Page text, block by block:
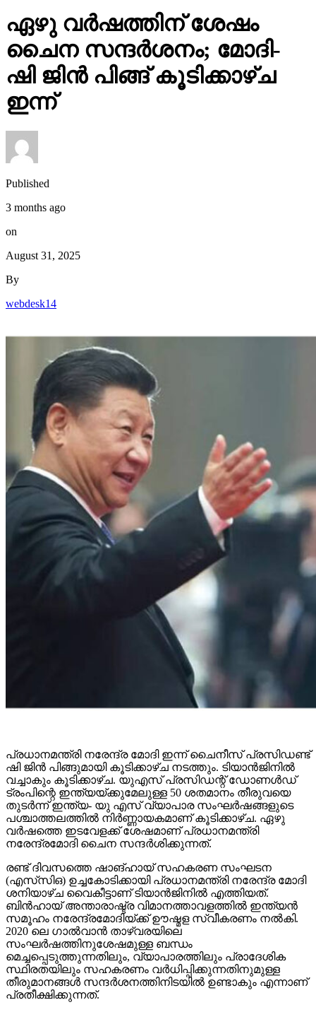
ഷി ജിൻ പിങ്ങ് കൂടിക്കാഴ്ച
ഇന്ന്
Published
3 months ago
on
August 31, 2025
By
webdesk14
പ്രധാനമന്ത്രി നരേന്ദ്ര മോദി ഇന്ന് ചൈനീസ് പ്രസിഡണ്ട്
തുടർന്ന് ഇന്ത്യ- യു എസ് വ്യാപാര സംഘർഷങ്ങളുടെ
പശ്ചാത്തലത്തിൽ നിർണ്ണായകമാണ് കൂടിക്കാഴ്ച. ഏഴു
വർഷത്തെ ഇടവേളക്ക് ശേഷമാണ് പ്രധാനമന്ത്രി
നരേന്ദ്രമോദി ചൈന സന്ദർശിക്കുന്നത്.
രണ്ട് ദിവസത്തെ ഷാങ്ഹായ് സഹകരണ സംഘടന
(എസ്‌സി‌ഒ) ഉച്ചകോടിക്കായി പ്രധാനമന്ത്രി നരേന്ദ്ര മോദി
ശനിയാഴ്ച വൈകീട്ടാണ് ടിയാൻജിനിൽ എത്തിയത്.
സമൂഹം നരേന്ദ്രമോദിയ്ക്ക് ഊഷ്മള സ്വീകരണം നൽകി.
2020 ലെ ഗാൽവാൻ താഴ്‌വരയിലെ
സംഘർഷത്തിനുശേഷമുള്ള ബന്ധം
മെച്ചപ്പെടുത്തുന്നതിലും, വ്യാപാരത്തിലും പ്രാദേശിക
സ്ഥിരതയിലും സഹകരണം വർധിപ്പിക്കുന്നതിനുമുള്ള
തീരുമാനങ്ങൾ സന്ദർശനത്തിനിടയിൽ ഉണ്ടാകും എന്നാണ്
പ്രതീക്ഷിക്കുന്നത്.
രണ്ട് പ്രധാന സമ്പദ്‌വ്യവസ്ഥകളായ ഇന്ത്യയും
ചൈനയും ലോക സാമ്പത്തിക ക്രമത്തിൽ സ്ഥിരത
കൈവരിക്കുന്നതിന് ഒരുമിച്ച് പ്രവർത്തിക്കേണ്ടത്